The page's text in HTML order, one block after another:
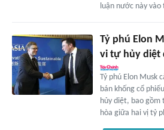
luận nước này
Tỷ phú Elon
vi tự hủy diệt
Tỷ phú Elon Musk
bán khống cổ
hủy diệt, bao gồm
hòa giữa hai vị tỷ